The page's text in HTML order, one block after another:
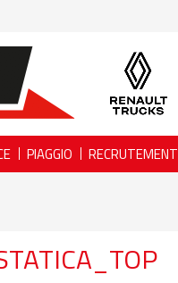
PIAGGIO RECRUTEMENT